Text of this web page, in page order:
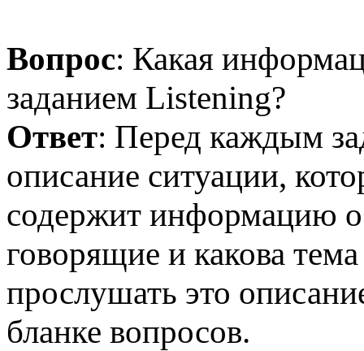
Вопрос: Какая
заданием Listening?
Ответ: Перед каждым
описание ситуации,
содержит информацию о
говорящие и какова
прослушать это
бланке вопросов.